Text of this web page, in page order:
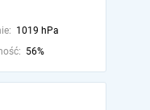
1019 hPa
56%